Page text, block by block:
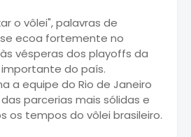
o vôlei", palavras de
ecoa fortemente no
vésperas dos playoffs da
do país.
a equipe do Rio de Janeiro
das parcerias mais sólidas e
os tempos do vôlei brasileiro.